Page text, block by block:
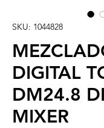
SKU: 1044828
DIGITAL
DM24.8
MIXER